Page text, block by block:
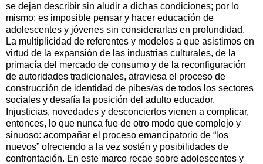
se dejan describir sin aludir a dichas condiciones; por lo
mismo: es imposible pensar y hacer educación de
adolescentes y jóvenes sin considerarlas en profundidad.
La multiplicidad de referentes y modelos a que asistimos en
virtud de la expansión de las industrias culturales, de la
primacía del mercado de consumo y de la reconfiguración
de autoridades tradicionales, atraviesa el proceso de
construcción de identidad de pibes/as de todos los sectores
sociales y desafía la posición del adulto educador.
Injusticias, novedades y desconciertos vienen a complicar,
entonces, lo que nunca fue de otro modo que complejo y
sinuoso: acompañar el proceso emancipatorio de “los
nuevos” ofreciendo a la vez sostén y posibilidades de
confrontación. En este marco recae sobre adolescentes y